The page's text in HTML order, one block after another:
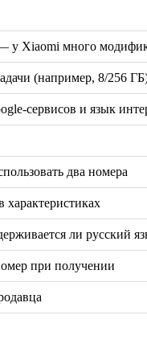
у Xiaomi много
(например, 8/256
сервисов и язык
два номера
характеристиках
ли русский
при получении